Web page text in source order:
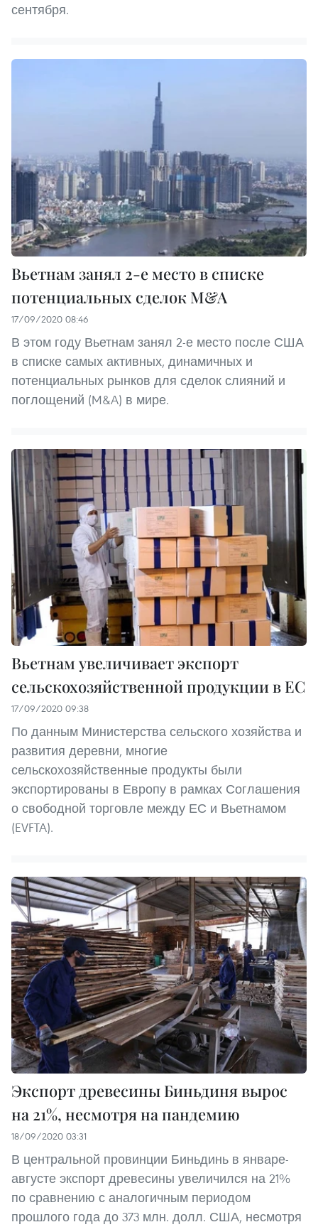
сентября.
Вьетнам занял 2-е место в списке
потенциальных сделок M&A
17/09/2020 08:46
В этом году Вьетнам занял 2-е место после США
в списке самых активных, динамичных и
потенциальных рынков для сделок слияний и
поглощений (M&A) в мире.
Вьетнам увеличивает экспорт
сельскохозяйственной продукции в ЕС
17/09/2020 09:38
По данным Министерства сельского хозяйства и
развития деревни, многие
сельскохозяйственные продукты были
экспортированы в Европу в рамках Соглашения
о свободной торговле между ЕС и Вьетнамом
(EVFTA).
Экспорт древесины Биньдиня вырос
на 21%, несмотря на пандемию
18/09/2020 03:31
В центральной провинции Биньдинь в январе-
августе экспорт древесины увеличился на 21%
по сравнению с аналогичным периодом
прошлого года до 373 млн. долл. США, несмотря